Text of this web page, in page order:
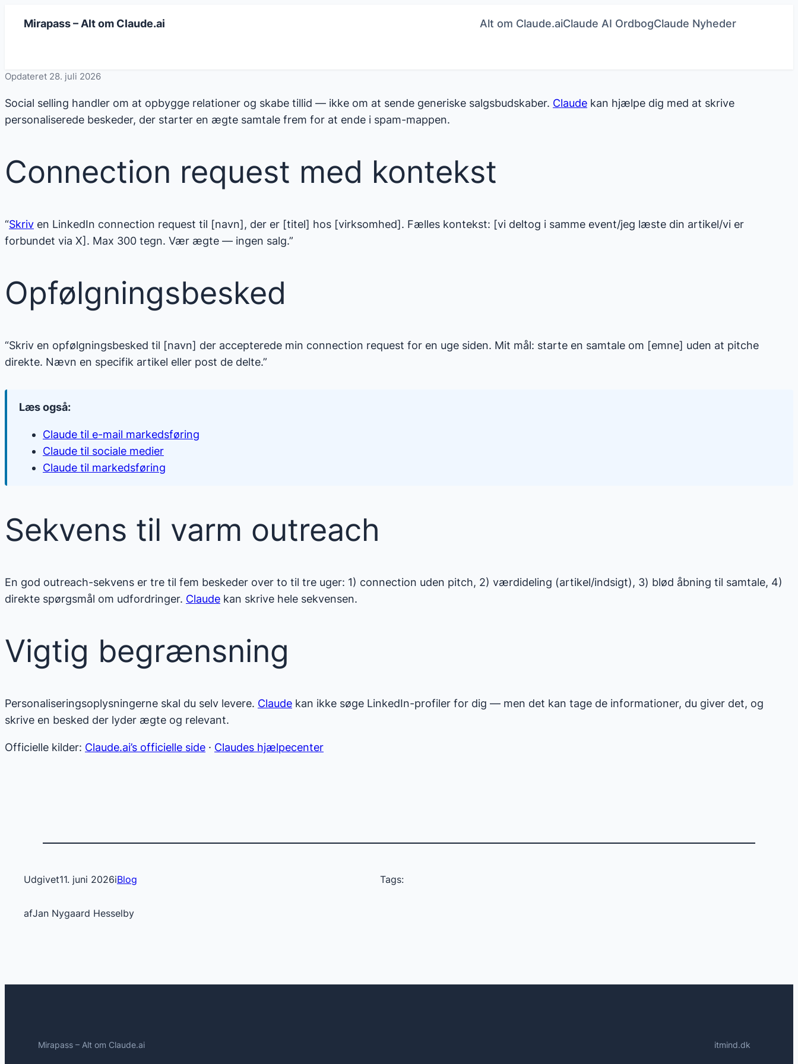
Mirapass – Alt om Claude.ai Alt om Claude.aiClaude AI OrdbogClaude Nyheder
Opdateret 28. juli 2026
Social selling handler om at opbygge relationer og skabe tillid — ikke om at sende generiske salgsbudskaber. Claude kan hjælpe dig med at skrive
personaliserede beskeder, der starter en ægte samtale frem for at ende i spam-mappen.
Connection request med kontekst
“Skriv en LinkedIn connection request til [navn], der er [titel] hos [virksomhed]. Fælles kontekst: [vi deltog i samme event/jeg læste din artikel/vi er
forbundet via X]. Max 300 tegn. Vær ægte — ingen salg.”
Opfølgningsbesked
“Skriv en opfølgningsbesked til [navn] der accepterede min connection request for en uge siden. Mit mål: starte en samtale om [emne] uden at pitche
direkte. Nævn en specifik artikel eller post de delte.”
Læs også:
Claude til e-mail markedsføring
Claude til sociale medier
Claude til markedsføring
Sekvens til varm outreach
En god outreach-sekvens er tre til fem beskeder over to til tre uger: 1) connection uden pitch, 2) værdideling (artikel/indsigt), 3) blød åbning til samtale, 4)
direkte spørgsmål om udfordringer. Claude kan skrive hele sekvensen.
Vigtig begrænsning
Personaliseringsoplysningerne skal du selv levere. Claude kan ikke søge LinkedIn-profiler for dig — men det kan tage de informationer, du giver det, og
skrive en besked der lyder ægte og relevant.
Officielle kilder: Claude.ai’s officielle side · Claudes hjælpecenter
Udgivet11. juni 2026iBlog
afJan Nygaard Hesselby
Tags:
Mirapass – Alt om Claude.ai itmind.dk